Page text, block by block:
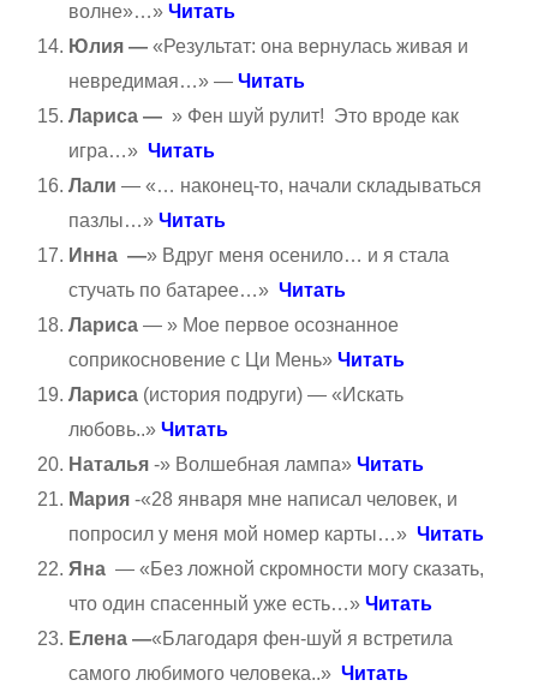
волне»…» Читать
Юлия —«Результат: она вернулась живая и
невредимая…» — Читать
Лариса — » Фен шуй рулит! Это вроде как
игра…» Читать
Лали — «… наконец-то, начали складываться
пазлы…» Читать
Инна —» Вдруг меня осенило… и я стала
стучать по батарее…» Читать
Лариса— » Мое первое осознанное
соприкосновение с Ци Мень» Читать
Лариса(история подруги) — «Искать
любовь..» Читать
Наталья-» Волшебная лампа» Читать
Мария-«28 января мне написал человек, и
попросил у меня мой номер карты…» Читать
Яна— «Без ложной скромности могу сказать,
что один спасенный уже есть…» Читать
Елена —«Благодаря фен-шуй я встретила
самого любимого человека..» Читать